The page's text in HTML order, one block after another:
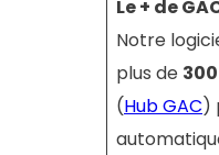
Le + de
Notre
plus de
(Hub GAC)